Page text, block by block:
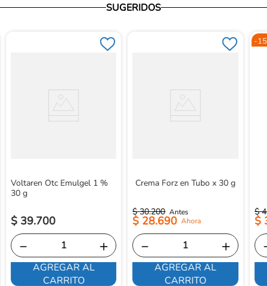
SUGERIDOS
Voltaren Otc Emulgel 1 %
30 g
$ 39.700
＋
－
AGREGAR AL
CARRITO
Crema Forz en Tubo x 30 g
$ 30.200
$ 28.690
＋
－
AGREGAR AL
CARRITO
-
$
$